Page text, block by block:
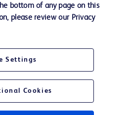
and the BD Logo are trademarks of
All other trademarks are the property of
bottom of any page on this
please review our Privacy
Settings
Cookies